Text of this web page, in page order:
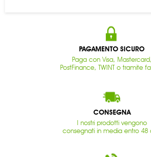
PAGAMENTO SICURO
Paga con Visa, Mastercard,
PostFinance, TWINT o tramite
CONSEGNA
I nostri prodotti vengono
consegnati in media entro 48